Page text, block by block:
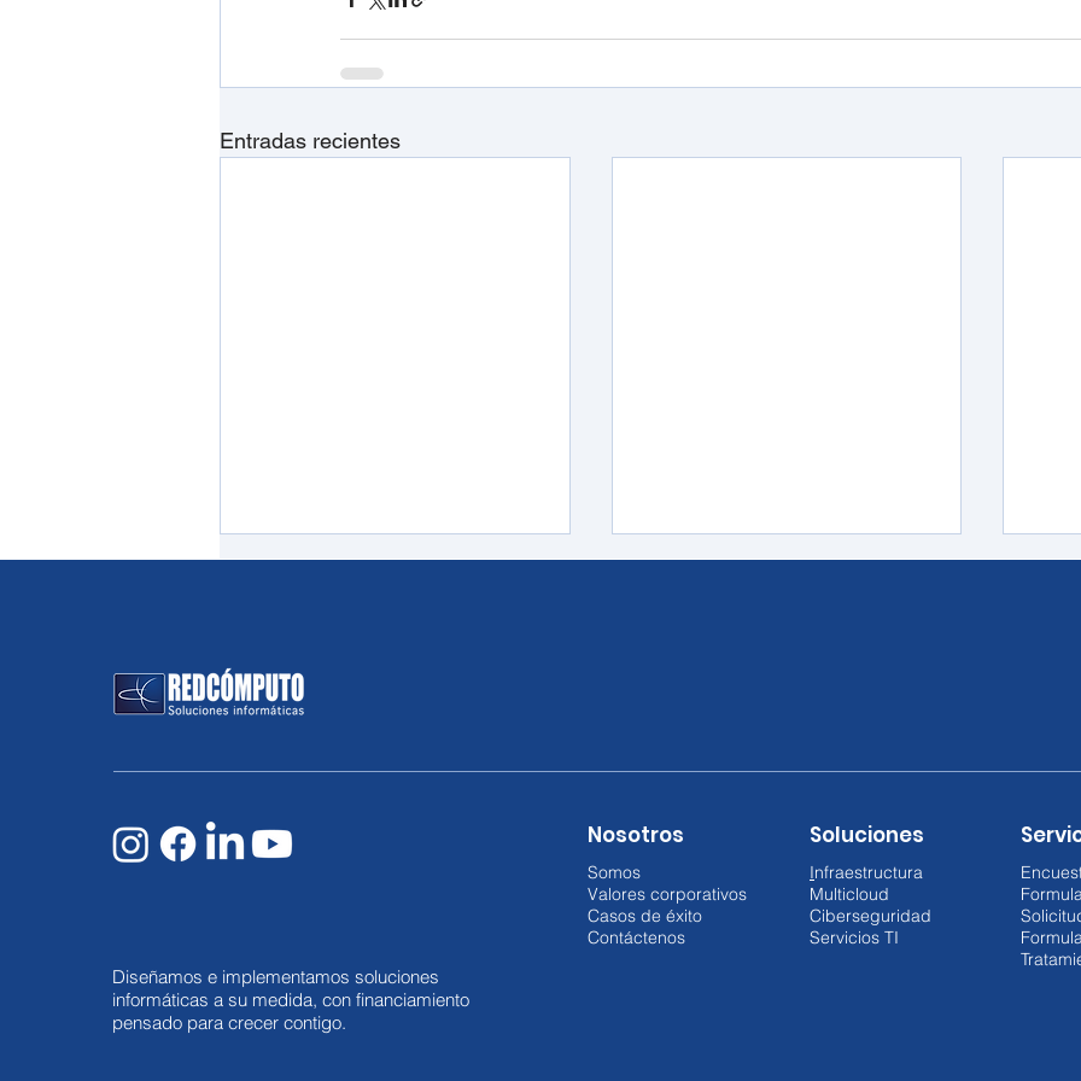
Entradas recientes
¿Le llegó un correo
peligrosa estafa digital, así
Los crímenes cibernéticos
y cómo evitarlos
Diseñamos e implementamos soluciones
informáticas a su medida, con financiamiento
pensado para crecer contigo.
Nosotros
Somos
Valores corporativos
Casos de éxito
Contáctenos
Soluciones
Infraestructura
Multicloud
Ciberseguridad
Servicios TI